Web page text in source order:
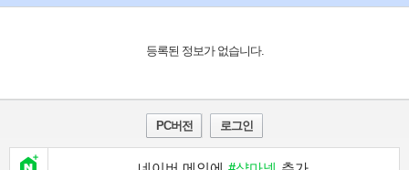
등록된 정보가 없습니다.
PC버전 로그인